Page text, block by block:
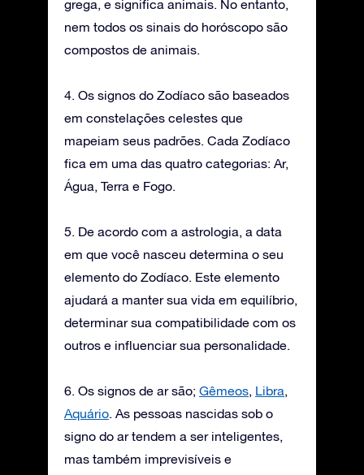
grega, e significa animais. No entanto,
nem todos os sinais do horóscopo são
compostos de animais.
4. Os signos do Zodíaco são baseados
em constelações celestes que
mapeiam seus padrões. Cada Zodíaco
fica em uma das quatro categorias: Ar,
Água, Terra e Fogo.
5. De acordo com a astrologia, a data
em que você nasceu determina o seu
elemento do Zodíaco. Este elemento
ajudará a manter sua vida em equilíbrio,
determinar sua compatibilidade com os
outros e influenciar sua personalidade.
6. Os signos de ar são; Gêmeos, Libra,
Aquário. As pessoas nascidas sob o
signo do ar tendem a ser inteligentes,
mas também imprevisíveis e